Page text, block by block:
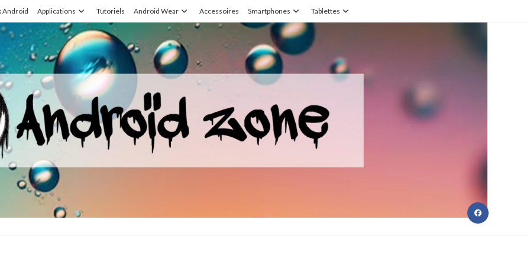
Android Applications Tutoriels Android Wear Accessoires Smartphones Tablettes